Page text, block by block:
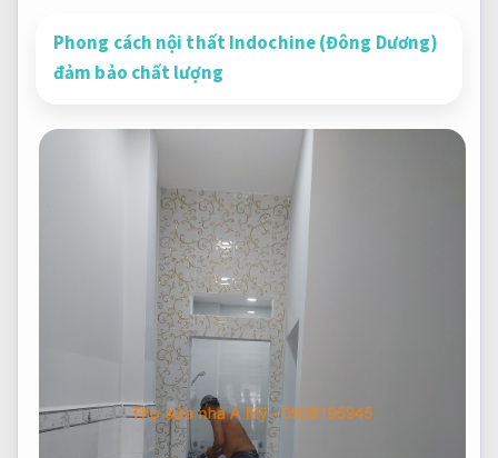
Phong cách nội thất Indochine (Đông Dương)
đảm bảo chất lượng